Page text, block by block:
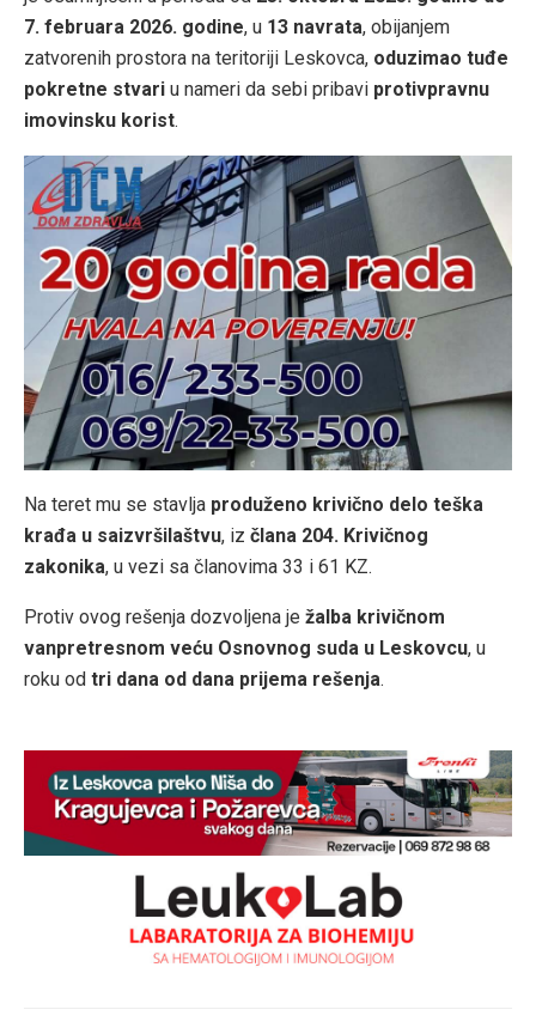
7. februara 2026. godine, u 13 navrata, obijanjem
zatvorenih prostora na teritoriji Leskovca, oduzimao tuđe
pokretne stvari u nameri da sebi pribavi protivpravnu
imovinsku korist.
Na teret mu se stavlja produženo krivično delo teška
krađa u saizvršilaštvu, iz člana 204. Krivičnog
zakonika, u vezi sa članovima 33 i 61 KZ.
Protiv ovog rešenja dozvoljena je žalba krivičnom
vanpretresnom veću Osnovnog suda u Leskovcu, u
roku od tri dana od dana prijema rešenja.